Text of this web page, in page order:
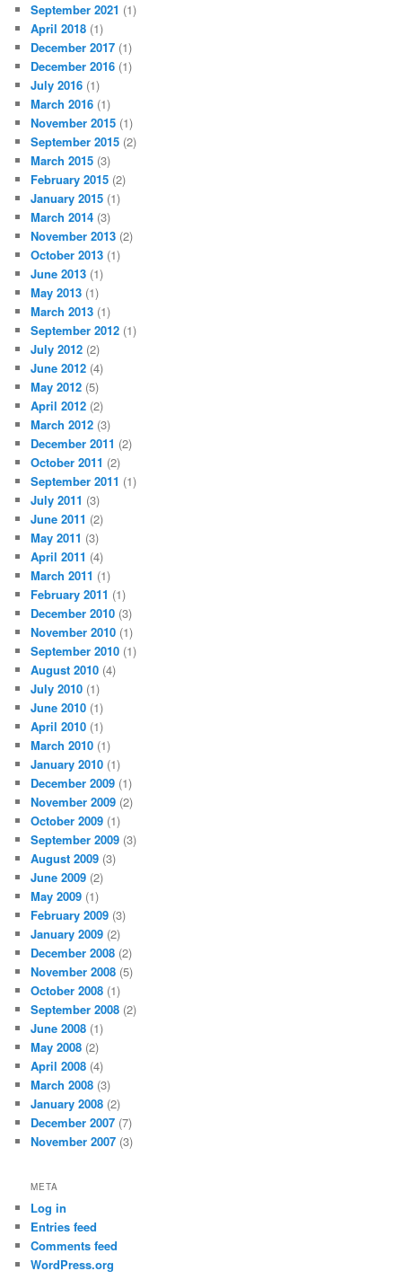
September 2021 (1)
April 2018 (1)
December 2017 (1)
December 2016 (1)
July 2016 (1)
March 2016 (1)
November 2015 (1)
September 2015 (2)
March 2015 (3)
February 2015 (2)
January 2015 (1)
March 2014 (3)
November 2013 (2)
October 2013 (1)
June 2013 (1)
May 2013 (1)
March 2013 (1)
September 2012 (1)
July 2012 (2)
June 2012 (4)
May 2012 (5)
April 2012 (2)
March 2012 (3)
December 2011 (2)
October 2011 (2)
September 2011 (1)
July 2011 (3)
June 2011 (2)
May 2011 (3)
April 2011 (4)
March 2011 (1)
February 2011 (1)
December 2010 (3)
November 2010 (1)
September 2010 (1)
August 2010 (4)
July 2010 (1)
June 2010 (1)
April 2010 (1)
March 2010 (1)
January 2010 (1)
December 2009 (1)
November 2009 (2)
October 2009 (1)
September 2009 (3)
August 2009 (3)
June 2009 (2)
May 2009 (1)
February 2009 (3)
January 2009 (2)
December 2008 (2)
November 2008 (5)
October 2008 (1)
September 2008 (2)
June 2008 (1)
May 2008 (2)
April 2008 (4)
March 2008 (3)
January 2008 (2)
December 2007 (7)
November 2007 (3)
META
Log in
Entries feed
Comments feed
WordPress.org